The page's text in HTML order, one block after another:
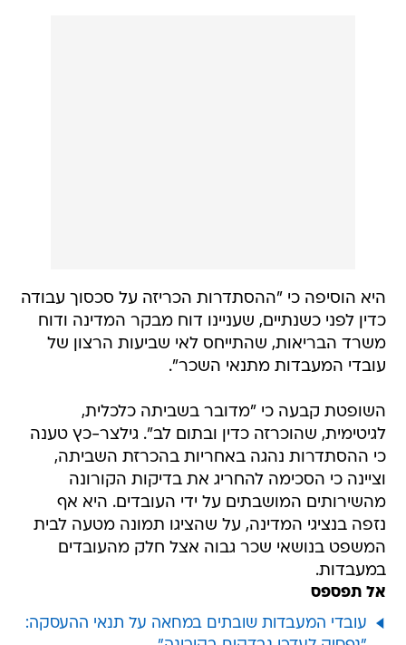
היא הוסיפה כי "ההסתדרות הכריזה על סכסוך עבודה
כדין לפני כשנתיים, שעניינו דוח מבקר המדינה ודוח
משרד הבריאות, שהתייחס לאי שביעות הרצון של
עובדי המעבדות מתנאי השכר".
השופטת קבעה כי "מדובר בשביתה כלכלית,
לגיטימית, שהוכרזה כדין ובתום לב". גילצר-כץ טענה
כי ההסתדרות נהגה באחריות בהכרזת השביתה,
וציינה כי הסכימה להחריג את בדיקות הקורונה
מהשירותים המושבתים על ידי העובדים. היא אף
נזפה בנציגי המדינה, על שהציגו תמונה מטעה לבית
המשפט בנושאי שכר גבוה אצל חלק מהעובדים
במעבדות.
אל תפספס
עובדי המעבדות שובתים במחאה על תנאי ההעסקה: